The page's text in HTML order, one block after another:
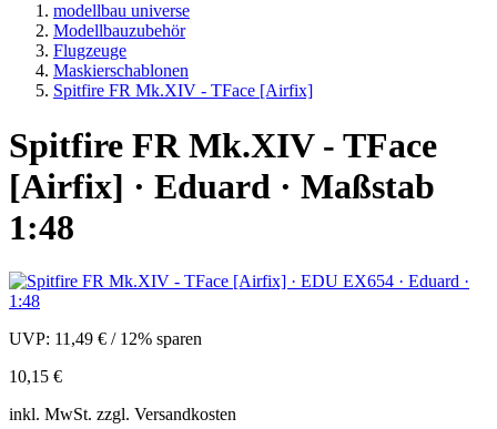
modellbau universe
Modellbauzubehör
Flugzeuge
Maskierschablonen
Spitfire FR Mk.XIV - TFace [Airfix]
Spitfire FR Mk.XIV - TFace
[Airfix] · Eduard · Maßstab
1:48
UVP: 11,49 € / 12% sparen
10,15 €
inkl. MwSt. zzgl. Versandkosten